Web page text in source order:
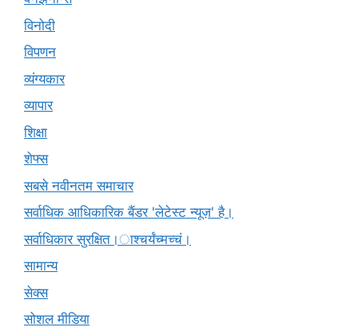
विनोदी
विपणन
व्यंग्यकार
व्यापार
शिक्षा
शेफ्स
सबसे नवीनतम समाचार
सर्वाधिक आधिकारिक बैंडर 'लेटेस्ट न्यूज़' है।
सर्वाधिकार सुरक्षित।ाश्चर्यंच्मच्चं।
सामान्य
सेक्स
सोशल मीडिया